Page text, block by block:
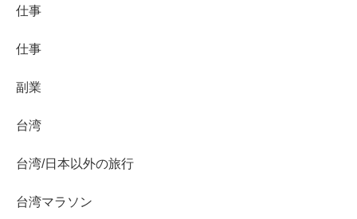
仕事
仕事
副業
台湾
台湾/日本以外の旅行
台湾マラソン